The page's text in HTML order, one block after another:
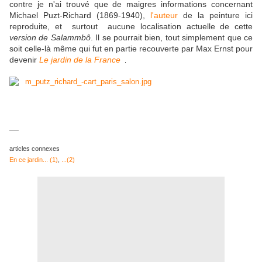
contre je n'ai trouvé que de maigres informations concernant
Michael Puzt-Richard (1869-1940),
l'auteur de la peinture ici
reproduite, et surtout aucune localisation actuelle de cette
version de Salammbô. Il se pourrait bien, tout simplement que ce
soit celle-là même qui fut en partie recouverte par Max Ernst pour
devenir Le jardin de la France
articles connexes
En ce jardin... (1)
...(2)